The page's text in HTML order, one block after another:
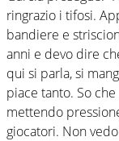
ringrazio i tifosi.
bandiere e
anni e devo dire
qui si parla, si
piace tanto. So
mettendo
giocatori. Non